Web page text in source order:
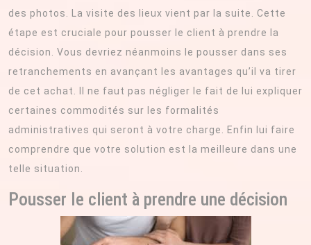
des photos. La visite des lieux vient par la suite. Cette
étape est cruciale pour pousser le client à prendre la
décision. Vous devriez néanmoins le pousser dans ses
retranchements en avançant les avantages qu’il va tirer
de cet achat. Il ne faut pas négliger le fait de lui expliquer
certaines commodités sur les formalités
administratives qui seront à votre charge. Enfin lui faire
comprendre que votre solution est la meilleure dans une
telle situation.
Pousser le client à prendre une décision